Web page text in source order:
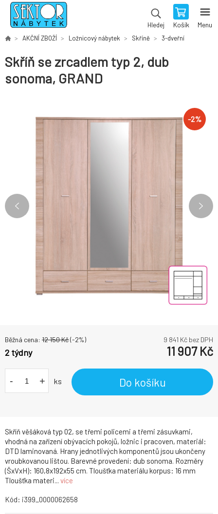
Hledej Košík Menu
AKČNÍ ZBOŽÍ Ložnicový nábytek Skříně 3-dveřní
Skříň se zrcadlem typ 2, dub
sonoma, GRAND
-2%
Skříň věšáková typ 02, se třemi policemi a třemi zásuvkami,
vhodná na zařízení obývacích pokojů, ložnic i pracoven, materiál:
DTD laminovaná. Hrany jednotlivých komponentů jsou ukončeny
vroubkovanou lištou. Barevné provedení: dub sonoma. Rozměry
(ŠxVxH): 160,8x192x55 cm. Tloušťka materiálu korpus: 16 mm
Tloušťka materi... více
Běžná cena: 12 150Kč(-2%) 9 841 Kč bez DPH
2 týdny 11 907Kč
- + ks Do košíku
Kód: i399_0000062658